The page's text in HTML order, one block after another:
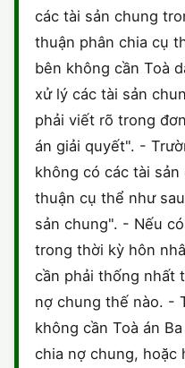
các tài sản chung
thuận phân chia cụ
bên không cần Toà
xử lý các tài sản
phải viết rõ trong
án giải quyết". -
không có các tài
thuận cụ thể như
sản chung". - Nếu
trong thời kỳ hôn
cần phải thống nhất
nợ chung thế nào. -
không cần Toà án
chia nợ chung, hoặc